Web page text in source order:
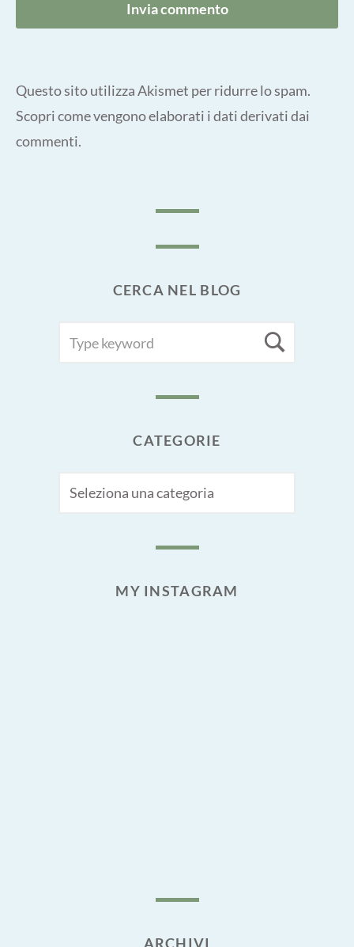
Questo sito utilizza Akismet per ridurre lo spam.
Scopri come vengono elaborati i dati derivati dai
commenti.
CERCA NEL BLOG
FOR:
CATEGORIE
MY INSTAGRAM
ARCHIVI